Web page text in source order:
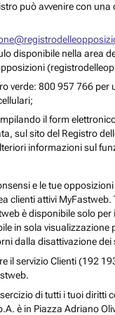
può avvenire con una
disponibile nella area
verde: 800 957 766 per
il form
sul sito del Registro
informazioni sul
e le tue
clienti attivi
è disponibile solo per
in sola visualizzazione
dalla disattivazione dei
il servizio Clienti (192
di tutti i tuoi diritti
è in Piazza Adriano